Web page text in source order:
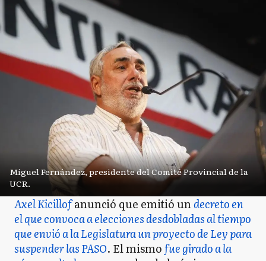
Miguel Fernández, presidente del Comité Provincial de la
UCR.
Axel Kicillofanunció que emitió undecreto en
el que convoca a elecciones desdobladas al tiempo
que envió a la Legislatura un proyecto de Ley para
suspender las PASO. El mismofue girado a la